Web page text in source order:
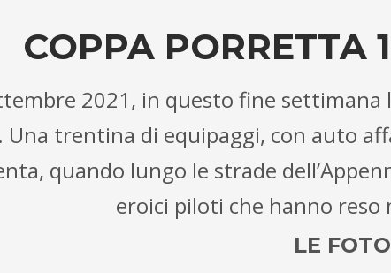
COPPA PORRETTA
2021, in questo fine
Una trentina di equipaggi, con auto
quando lungo le strade
eroici piloti che hanno
LE